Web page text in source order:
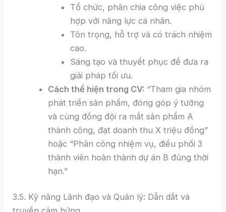
Tổ chức, phân chia công việc phù
hợp với năng lực cá nhân.
Tôn trọng, hỗ trợ và có trách nhiệm
cao.
Sáng tạo và thuyết phục để đưa ra
giải pháp tối ưu.
Cách thể hiện trong CV: “Tham gia nhóm
phát triển sản phẩm, đóng góp ý tưởng
và cùng đồng đội ra mắt sản phẩm A
thành công, đạt doanh thu X triệu đồng”
hoặc “Phân công nhiệm vụ, điều phối 3
thành viên hoàn thành dự án B đúng thời
hạn.”
3.5. Kỹ năng Lãnh đạo và Quản lý: Dẫn dắt và